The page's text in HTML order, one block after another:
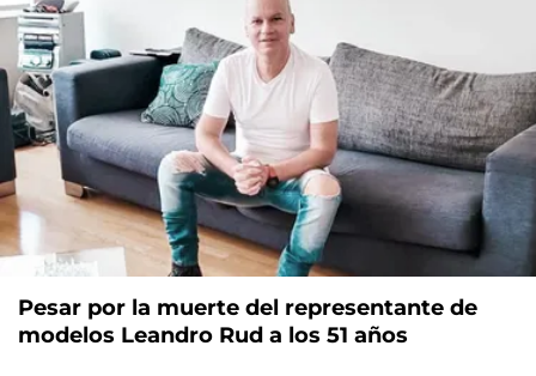
Pesar por la muerte del representante de
modelos Leandro Rud a los 51 años